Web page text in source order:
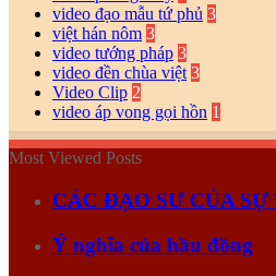
video đạo mẫu tứ phủ 3
việt hán nôm 3
video tướng pháp 3
video đền chùa việt 3
Video Clip 2
video áp vong gọi hồn 1
Most Viewed Posts
CÁC ĐẠO SƯ CỦA
Ý nghĩa của hầu đồng